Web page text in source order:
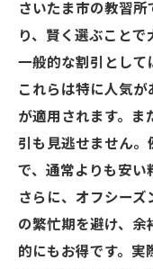
さいたま市の教習
り、賢く選ぶことで
一般的な割引として
これらは特に人気が
が適用されます。ま
引も見逃せません
で、通常よりも安い
さらに、オフシー
の繁忙期を避け、
的にもお得です。実